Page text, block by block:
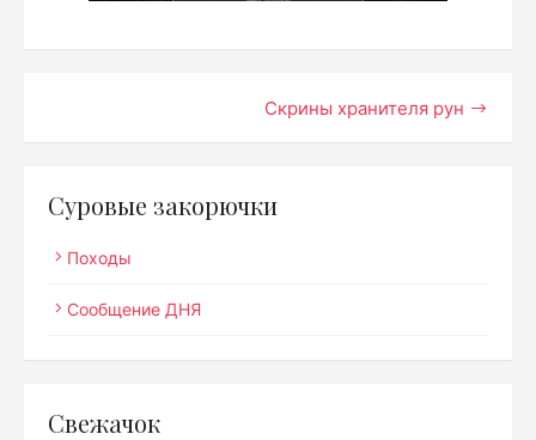
записям
Скрины хранителя рун
Суровые закорючки
Походы
Сообщение ДНЯ
Свежачок